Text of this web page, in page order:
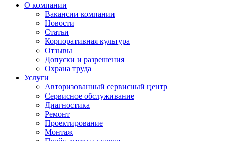
О компании
Вакансии компании
Новости
Статьи
Корпоративная культура
Отзывы
Допуски и разрешения
Охрана труда
Услуги
Авторизованный сервисный центр
Сервисное обслуживание
Диагностика
Ремонт
Проектирование
Монтаж